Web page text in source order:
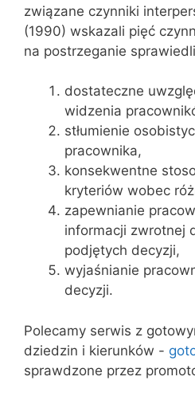
związane czynniki
(1990) wskazali pięć
na postrzeganie
dostateczne
widzenia
stłumienie
pracownika,
konsekwentne
kryteriów wobec
zapewnianie
informacji zwrotnej
podjętych decyzji,
wyjaśnianie
decyzji.
Polecamy serwis z
dziedzin i kierunków -
sprawdzone przez